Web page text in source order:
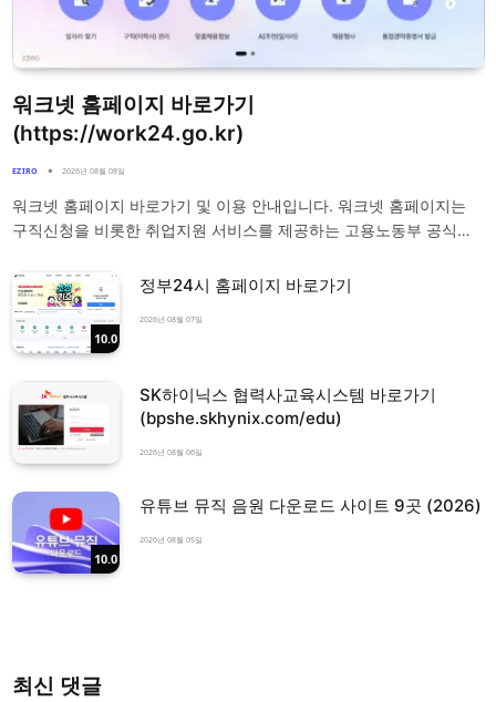
워크넷 홈페이지 바로가기
(https://work24.go.kr)
EZIRO 2026년 08월 08일
워크넷 홈페이지 바로가기 및 이용 안내입니다. 워크넷 홈페이지는
구직신청을 비롯한 취업지원 서비스를 제공하는 고용노동부 공식…
10.0
정부24시 홈페이지 바로가기
2026년 08월 07일
SK하이닉스 협력사교육시스템 바로가기
(bpshe.skhynix.com/edu)
2026년 08월 06일
10.0
유튜브 뮤직 음원 다운로드 사이트 9곳 (2026)
2026년 08월 05일
최신 댓글